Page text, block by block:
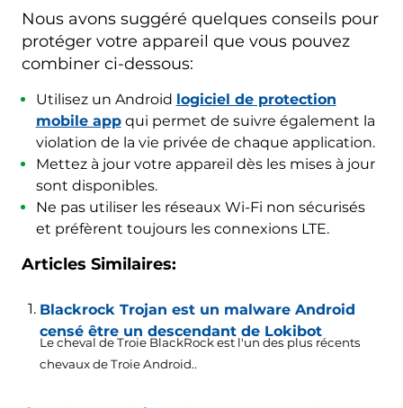
Nous avons suggéré quelques conseils pour
protéger votre appareil que vous pouvez
combiner ci-dessous:
Utilisez un Android logiciel de protection
mobile appqui permet de suivre également la
violation de la vie privée de chaque application.
Mettez à jour votre appareil dès les mises à jour
sont disponibles.
Ne pas utiliser les réseaux Wi-Fi non sécurisés
et préfèrent toujours les connexions LTE.
Articles Similaires:
Blackrock Trojan est un malware Android
censé être un descendant de Lokibot
Le cheval de Troie BlackRock est l'un des plus récents
chevaux de Troie Android..